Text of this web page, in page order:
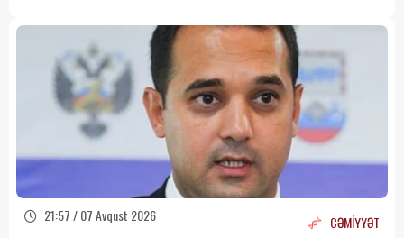
21:57 / 07 Avqust 2026 CƏMİYYƏT